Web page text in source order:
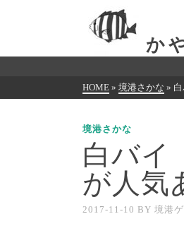
か
HOME » 境港さかな »
境港さかな
白バイ
が人気
2017-11-10 BY 境港